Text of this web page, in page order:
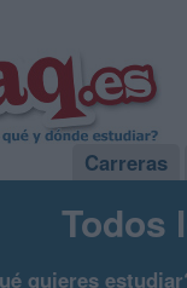
Carreras
Todos
quieres